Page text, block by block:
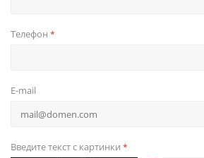
Телефон *
E-mail
Введите текст с картинки *